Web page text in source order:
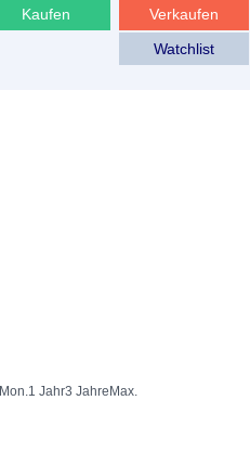
Verkaufen
Kaufen
Watchlist
1 Jahr3 Jahre Max.